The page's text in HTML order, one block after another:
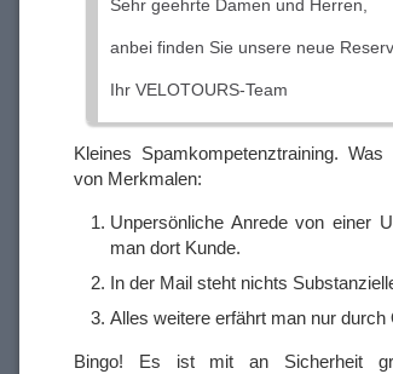
Sehr geehrte Damen und Herren,
anbei finden Sie unsere neue
Ihr VELOTOURS-Team
Kleines Spamkompetenztraining.
von Merkmalen:
Unpersönliche Anrede von einer
man dort Kunde.
In der Mail steht nichts
Alles weitere erfährt man nur
Bingo! Es ist mit an Sicherheit